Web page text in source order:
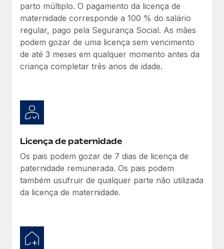
parto múltiplo. O pagamento da licença de
maternidade corresponde a 100 % do salário
regular, pago pela Segurança Social. As mães
podem gozar de uma licença sem vencimento
de até 3 meses em qualquer momento antes da
criança completar três anos de idade.
Licença de paternidade
Os pais podem gozar de 7 dias de licença de
paternidade remunerada. Os pais podem
também usufruir de qualquer parte não utilizada
da licença de maternidade.